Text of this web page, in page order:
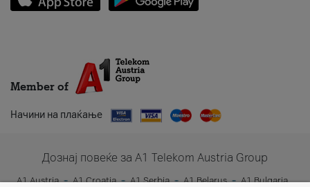
Member of
Начини на плаќање
Дознај повеќе за A1 Telekom Austria Group
A1 Austria A1 Croatia A1 Serbia A1 Belarus
A1 Bulgaria